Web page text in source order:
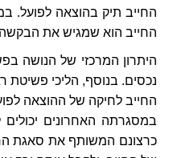
החייב תיק בהוצאה לפועל.
החייב הוא שמגיש את הבקשה
היתרון המרכזי של הנושה
נכסים. בנוסף, הליכי
החייב לחיקה של ההוצאה
במסגרתה האחרונים
כרצונם המשותף את סאגת